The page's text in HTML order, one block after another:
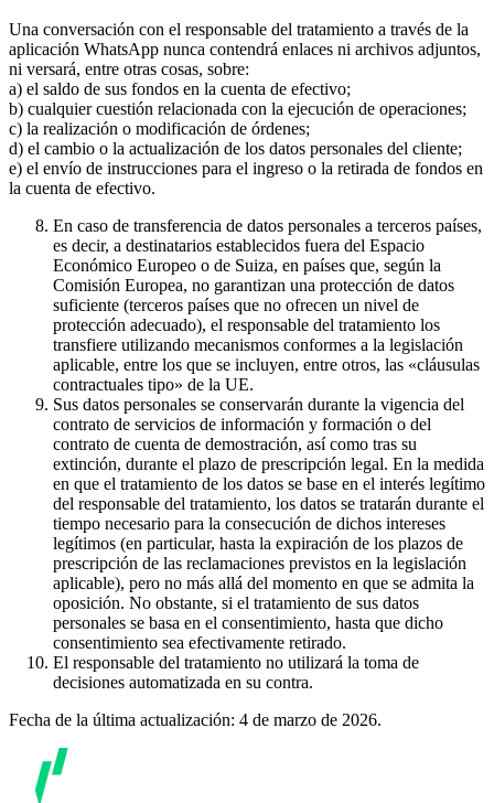
Una conversación con el responsable del tratamiento a través de la
aplicación WhatsApp nunca contendrá enlaces ni archivos adjuntos,
ni versará, entre otras cosas, sobre:
a) el saldo de sus fondos en la cuenta de efectivo;
b) cualquier cuestión relacionada con la ejecución de operaciones;
c) la realización o modificación de órdenes;
d) el cambio o la actualización de los datos personales del cliente;
e) el envío de instrucciones para el ingreso o la retirada de fondos en
la cuenta de efectivo.
En caso de transferencia de datos personales a terceros países,
es decir, a destinatarios establecidos fuera del Espacio
Económico Europeo o de Suiza, en países que, según la
Comisión Europea, no garantizan una protección de datos
suficiente (terceros países que no ofrecen un nivel de
protección adecuado), el responsable del tratamiento los
transfiere utilizando mecanismos conformes a la legislación
aplicable, entre los que se incluyen, entre otros, las «cláusulas
contractuales tipo» de la UE.
Sus datos personales se conservarán durante la vigencia del
contrato de servicios de información y formación o del
contrato de cuenta de demostración, así como tras su
extinción, durante el plazo de prescripción legal. En la medida
en que el tratamiento de los datos se base en el interés legítimo
del responsable del tratamiento, los datos se tratarán durante el
tiempo necesario para la consecución de dichos intereses
legítimos (en particular, hasta la expiración de los plazos de
prescripción de las reclamaciones previstos en la legislación
aplicable), pero no más allá del momento en que se admita la
oposición. No obstante, si el tratamiento de sus datos
personales se basa en el consentimiento, hasta que dicho
consentimiento sea efectivamente retirado.
El responsable del tratamiento no utilizará la toma de
decisiones automatizada en su contra.
Fecha de la última actualización: 4 de marzo de 2026.